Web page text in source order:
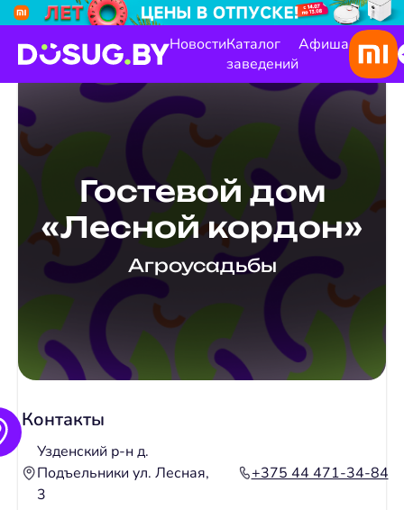
НовостиКаталог
заведений
Афиша
Гостевой дом
«Лесной кордон»
Агроусадьбы
Контакты
Узденский р-н д.
Подъельники ул. Лесная,
3
+375 44 471-34-84